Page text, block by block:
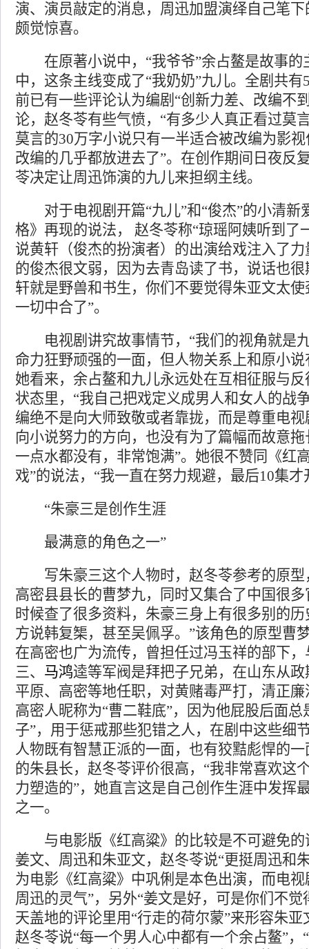
演、演员敲定的消息，周迅加盟演绎自己笔
颇觉惊喜。
在原著小说中，“我爷爷”余占鳌是故事的
中，这条主线变成了“我奶奶”九儿。全剧共
前已有一些评论认为编剧“创新力差、改编不
论，赵冬苓有些气愤，“有多少人真正看过莫
莫言的30万字小说只有一半适合被改编为影
改编的几乎都放进去了”。在创作期间日夜反
苓决定让周迅饰演的九儿来担纲主线。
对于电视剧开篇“九儿”和“俊杰”的小清新
格》再现的说法， 赵冬苓称“琼瑶阿姨听到了
说黄轩（俊杰的扮演者）的出演给戏注入了
的俊杰很文弱，因为去青岛读了书，说话也
轩就是野兽和书生，你们不要觉得朱亚文太
一切中合了”。
电视剧讲究故事情节，“我们的视角就是
命力狂野顽强的一面，但人物关系上和原小
她看来，余占鳌和九儿永远处在互相征服与
状态里，“我自己把戏定义成男人和女人的战
编绝不是向大师致敬或者靠拢，而是尊重电
向小说努力的方向，也没有为了篇幅而故意
一点水都没有，非常饱满”。她很不赞同《红
戏”的说法，“我一直在努力规避，最后10集才
“朱豪三是创作生涯
最满意的角色之一”
写朱豪三这个人物时，赵冬苓参考的原型
高密县县长的曹梦九，同时又集合了中国很
时候查了很多资料，朱豪三身上有很多别的
方说韩复榘，甚至吴佩孚。”该角色的原型曹
在高密也广为流传，曾担任过冯玉祥的部下
三、 马鸿逵等军阀是拜把子兄弟，在山东从
平原、高密等地任职，对黄赌毒严打，清正
高密人昵称为“曹二鞋底”，因为他屁股后面总
子”，用于惩戒那些犯错之人，在剧中这些细
人物既有智慧正派的一面，也有狡黠彪悍的
的朱县长，赵冬苓评价很高，“我非常喜欢这
力塑造的”，她直言这是自己创作生涯中发挥
之一。
与电影版《红高粱》的比较是不可避免的
姜文、周迅和朱亚文，赵冬苓说“更挺周迅和
为电影《红高粱》中巩俐是本色出演，而电
周迅的灵气”，另外“姜文是好，可是你们不觉
天盖地的评论里用“行走的荷尔蒙”来形容朱
赵冬苓说“每一个男人心中都有一个余占鳌”，